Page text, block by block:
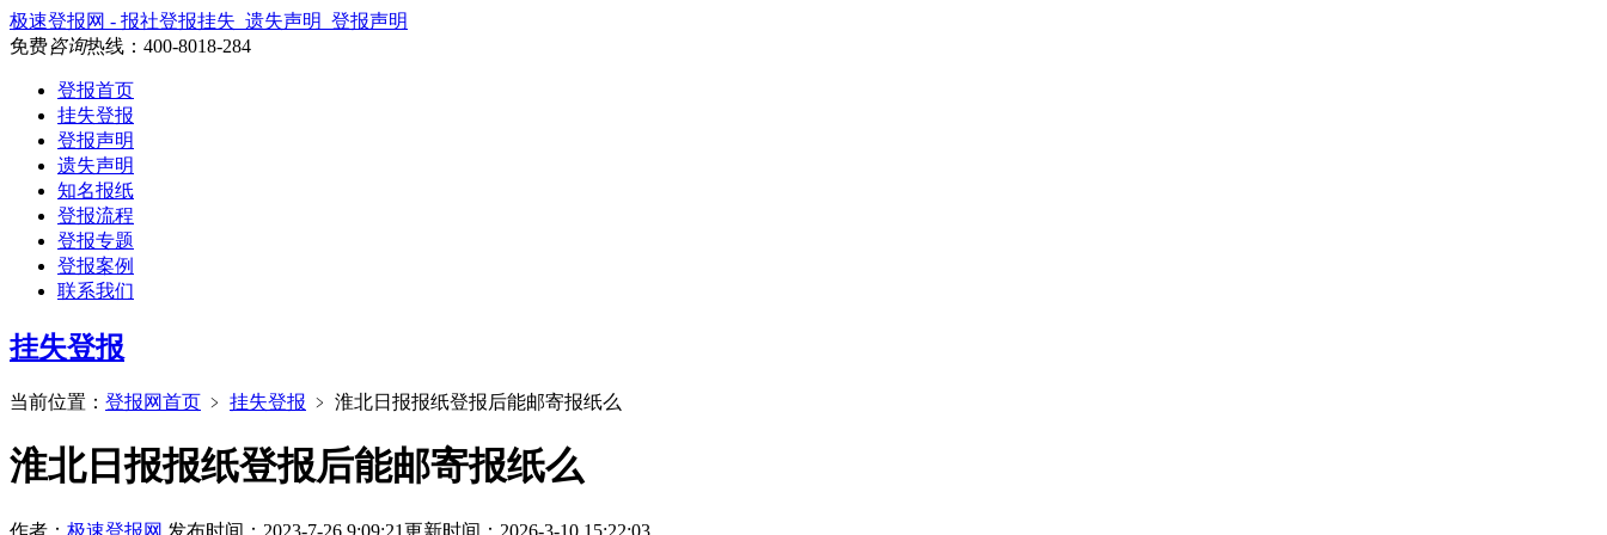
极速登报网 - 报社登报挂失_遗失声明_登报声明
免费咨询热线： 400-8018-284
登报首页
挂失登报
登报声明
遗失声明
知名报纸
登报流程
登报专题
登报案例
联系我们
挂失登报
当前位置： 登报网首页 ﹥ 挂失登报 ﹥ 淮北日报报纸登报后能邮寄报纸么
淮北日报报纸登报后能邮寄报纸么
作者： 极速登报网 发布时间：2023-7-26 9:09:21更新时间：2026-3-10 15:22:03